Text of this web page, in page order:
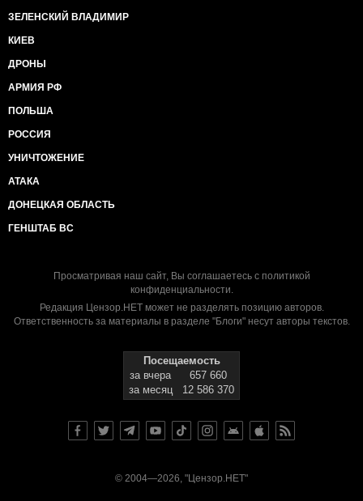
ЗЕЛЕНСКИЙ ВЛАДИМИР
КИЕВ
ДРОНЫ
АРМИЯ РФ
ПОЛЬША
РОССИЯ
УНИЧТОЖЕНИЕ
АТАКА
ДОНЕЦКАЯ ОБЛАСТЬ
ГЕНШТАБ ВС
Просматривая наш сайт, Вы соглашаетесь с политикой
конфиденциальности.
Редакция Цензор.НЕТ может не разделять позицию авторов.
Ответственность за материалы в разделе "Блоги" несут авторы текстов.
Посещаемость
за вчера
657 660
за месяц
12 586 370
© 2004—2026, "Цензор.НЕТ"